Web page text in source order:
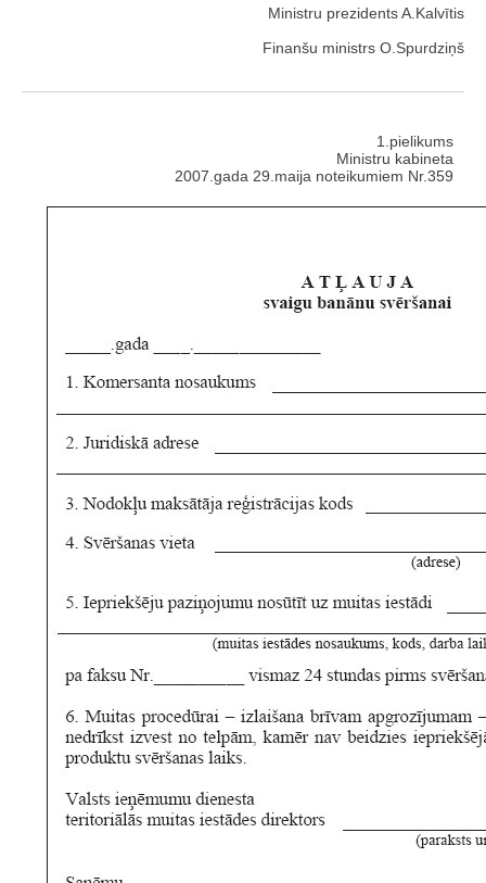
Ministru prezidents A.Kalvītis
Finanšu ministrs O.Spurdziņš
1.pielikums
Ministru kabineta
2007.gada 29.maija noteikumiem Nr.359